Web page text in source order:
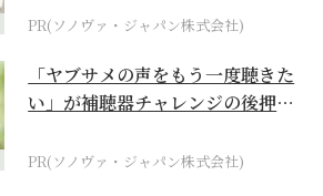
PR(ソノヴァ・ジャパン株式会社)
「ヤブサメの声をもう一度聴きた
い」が補聴器チャレンジの後押し
PR(ソノヴァ・ジャパン株式会社)